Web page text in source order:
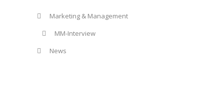
Marketing & Management
MM-Interview
News